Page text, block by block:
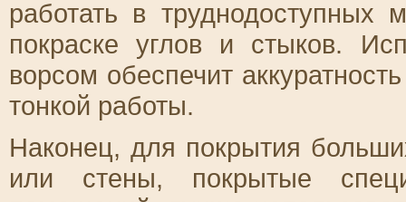
работать в труднодоступных
покраске углов и стыков.
ворсом обеспечит
тонкой работы.
Наконец, для покрытия
или стены, покрытые